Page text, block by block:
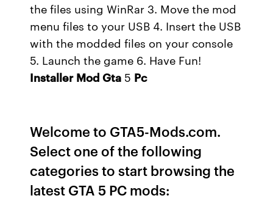
the files using WinRar 3. Move the mod
menu files to your USB 4. Insert the USB
with the modded files on your console
5. Launch the game 6. Have Fun!
Installer Mod Gta 5 Pc
Welcome to GTA5-Mods.com.
Select one of the following
categories to start browsing the
latest GTA 5 PC mods: